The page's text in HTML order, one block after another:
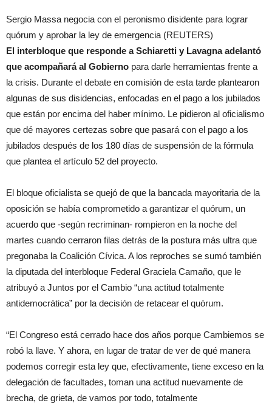
Sergio Massa negocia con el peronismo disidente para lograr
quórum y aprobar la ley de emergencia (REUTERS)
El interbloque que responde a Schiaretti y Lavagna adelantó
que acompañará al Gobierno para darle herramientas frente a
la crisis. Durante el debate en comisión de esta tarde plantearon
algunas de sus disidencias, enfocadas en el pago a los jubilados
que están por encima del haber mínimo. Le pidieron al oficialismo
que dé mayores certezas sobre que pasará con el pago a los
jubilados después de los 180 días de suspensión de la fórmula
que plantea el artículo 52 del proyecto.
El bloque oficialista se quejó de que la bancada mayoritaria de la
oposición se había comprometido a garantizar el quórum, un
acuerdo que -según recriminan- rompieron en la noche del
martes cuando cerraron filas detrás de la postura más ultra que
pregonaba la Coalición Cívica. A los reproches se sumó también
la diputada del interbloque Federal Graciela Camaño, que le
atribuyó a Juntos por el Cambio “una actitud totalmente
antidemocrática” por la decisión de retacear el quórum.
“El Congreso está cerrado hace dos años porque Cambiemos se
robó la llave. Y ahora, en lugar de tratar de ver de qué manera
podemos corregir esta ley que, efectivamente, tiene exceso en la
delegación de facultades, toman una actitud nuevamente de
brecha, de grieta, de vamos por todo, totalmente